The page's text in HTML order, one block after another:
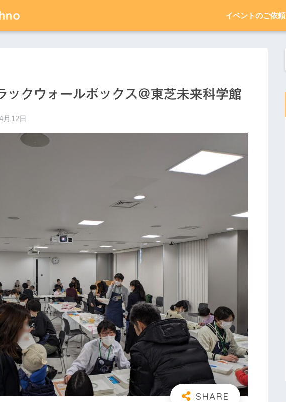
イベントのご依頼
クウォールボックス＠東芝未来科学館
月12日